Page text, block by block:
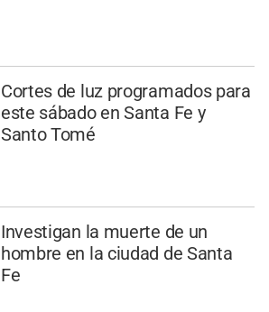
Cortes de luz programados para
este sábado en Santa Fe y
Santo Tomé
Investigan la muerte de un
hombre en la ciudad de Santa
Fe